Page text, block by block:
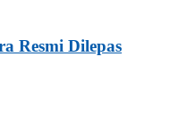
Resmi Dilepas